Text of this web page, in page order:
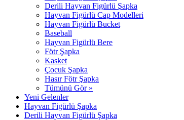
Derili Hayvan Figürlü Şapka
Hayvan Figürlü Cap Modelleri
Hayvan Figürlü Bucket
Baseball
Hayvan Figürlü Bere
Fötr Şapka
Kasket
Çocuk Şapka
Hasır Fötr Şapka
Tümünü Gör »
Yeni Gelenler
Hayvan Figürlü Şapka
Derili Hayvan Figürlü Şapka